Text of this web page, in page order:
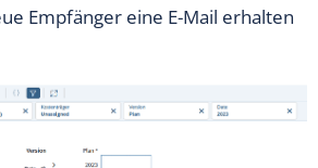
Empfänger eine E-Mail erhalten